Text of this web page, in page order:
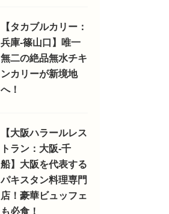
【タカブルカリー：
兵庫-篠山口】唯一
無二の絶品無水チキ
ンカリーが新境地
へ！
【大阪ハラールレス
トラン：大阪-千
船】大阪を代表する
パキスタン料理専門
店！豪華ビュッフェ
も必食！